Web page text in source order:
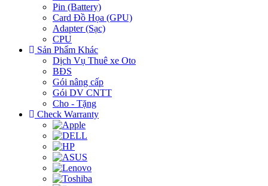
Pin (Battery)
Card Đồ Họa (GPU)
Adapter (Sạc)
CPU
Sản Phẩm Khác
Dịch Vụ Thuê xe Oto
BĐS
Gói nâng cấp
Gói DV CNTT
Cho - Tặng
Check Warranty